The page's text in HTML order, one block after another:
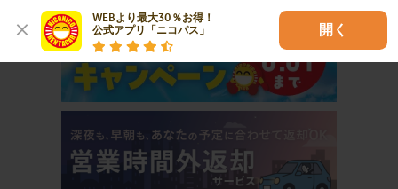
WEBより最大30％お得！
公式アプリ「ニコパス」
開く